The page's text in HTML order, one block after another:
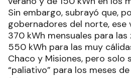
Sin embargo, subrayó que,
gobernadores del norte, ese
370 kWh mensuales para
550 kWh para las muy
Chaco y Misiones, pero solo
“paliativo” para los meses